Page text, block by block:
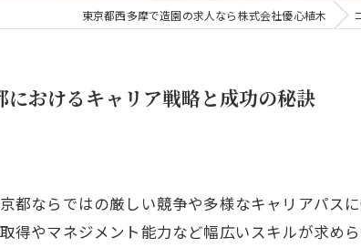
東京都西多摩で造園の求人なら株式会社優心植木
おけるキャリア戦略と成功の秘訣
都ならではの厳しい競争や多様なキャリアパス
得やマネジメント能力など幅広いスキルが求め